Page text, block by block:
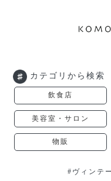
カテゴリから検索
飲食店
美容室・サロン
物販
#ヴィンテ